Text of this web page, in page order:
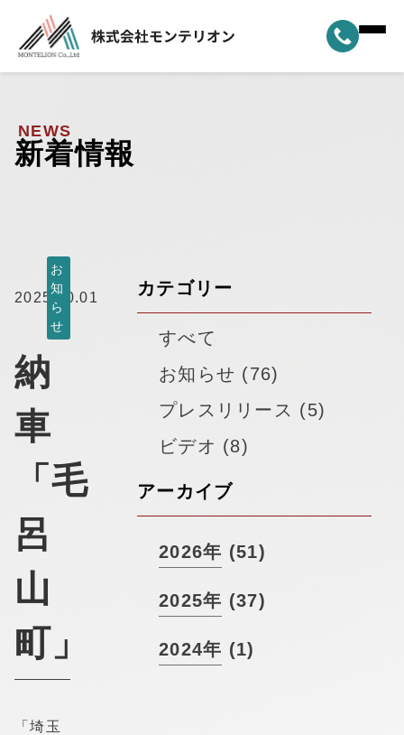
ホーム
選ばれる理由
納車実績
モンテリオンについて ▼
新着情報
採用情報
NEWS
新着情報
2025.10.01
お
知
ら
せ
納
車
「毛
呂
山
町」
「埼玉
カテゴリー
すべて
お知らせ (76)
プレスリリース (5)
ビデオ (8)
アーカイブ
2026年 (51)
2025年 (37)
2024年 (1)